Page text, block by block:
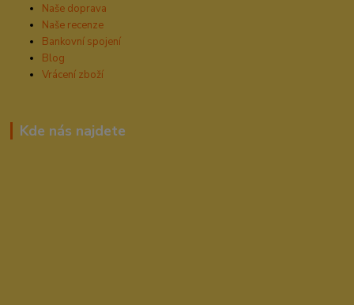
Naše doprava
Naše recenze
Bankovní spojení
Blog
Vrácení zboží
Kde nás najdete